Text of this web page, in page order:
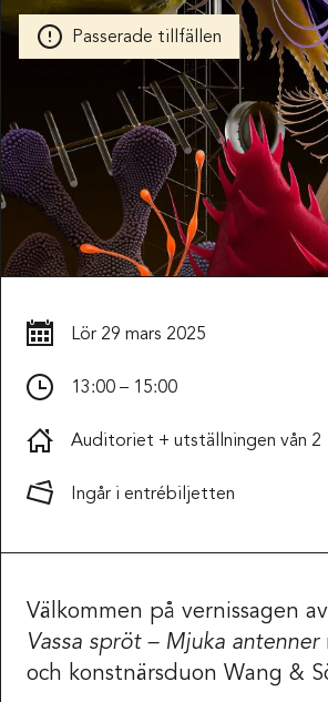
Passerade tillfällen
Lör 29 mars 2025
13:00 – 15:00
Auditoriet + utställningen vån 2
Ingår i entrébiljetten
Välkommen på vernissagen
Vassa spröt – Mjuka antenner
och konstnärsduon Wang &